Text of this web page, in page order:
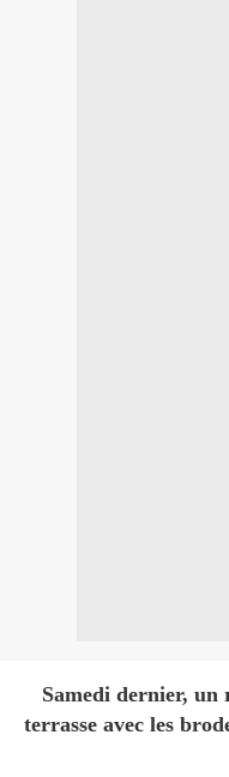
Samedi dernier, un
terrasse avec les